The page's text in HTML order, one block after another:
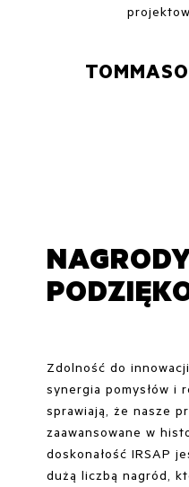
Zdolność do
synergia pomysłów i
sprawiają, że nasze
zaawansowane w
doskonałość IRSAP
dużą liczbą nagród,